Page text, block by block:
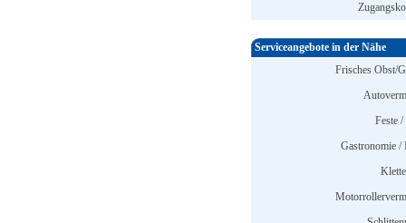
Serviceangebote in der Nähe
Frisches Obst/
Feste
Gastronomie /